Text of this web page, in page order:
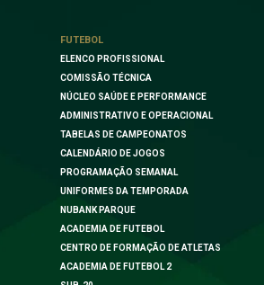
FUTEBOL
ELENCO PROFISSIONAL
COMISSÃO TÉCNICA
NÚCLEO SAÚDE E PERFORMANCE
ADMINISTRATIVO E OPERACIONAL
TABELAS DE CAMPEONATOS
CALENDÁRIO DE JOGOS
PROGRAMAÇÃO SEMANAL
UNIFORMES DA TEMPORADA
NUBANK PARQUE
ACADEMIA DE FUTEBOL
CENTRO DE FORMAÇÃO DE ATLETAS
ACADEMIA DE FUTEBOL 2